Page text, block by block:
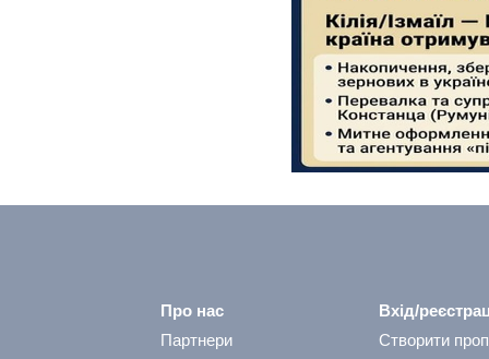
Про нас
Партнери
Вхід/
Створити